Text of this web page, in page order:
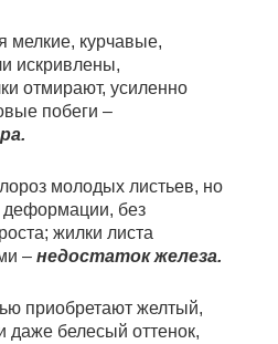
мелкие, курчавые,
искривлены,
отмирают, усиленно
побеги –
молодых листьев, но
деформации, без
жилки листа
– недостаток железа.
приобретают желтый,
даже белесый оттенок,